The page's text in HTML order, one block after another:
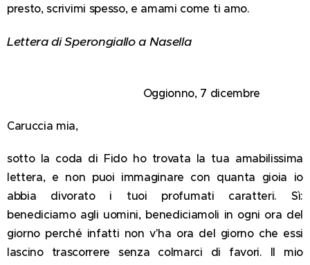
presto, scrivimi spesso, e amami come ti amo.
Lettera di Sperongiallo a Nasella
Oggionno, 7 dicembre
Caruccia mia,
sotto la coda di Fido ho trovata la tua amabilissima
lettera, e non puoi immaginare con quanta gioia io
abbia divorato i tuoi profumati caratteri. Sì:
benediciamo agli uomini, benediciamoli in ogni ora del
giorno perché infatti non v'ha ora del giorno che essi
lascino trascorrere senza colmarci di favori. Il mio